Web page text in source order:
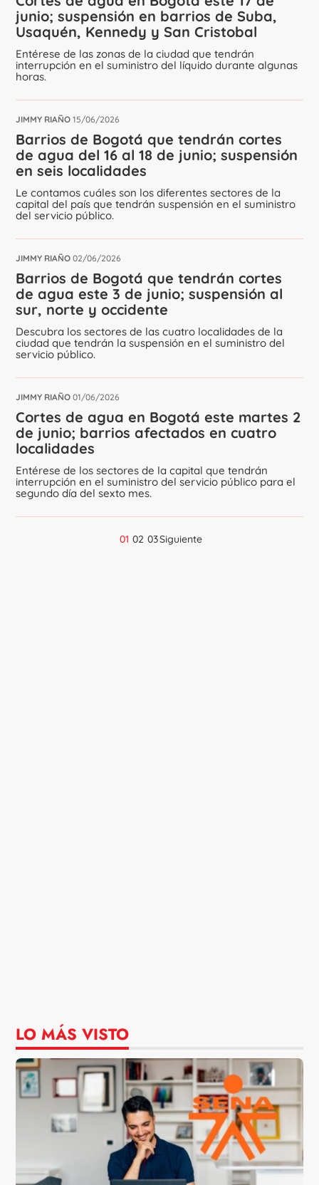
junio; suspensión en barrios de Suba,
Usaquén, Kennedy y San Cristobal
Entérese de las zonas de la ciudad que tendrán
interrupción en el suministro del líquido durante algunas
horas.
JIMMY RIAÑO 15/06/2026
Barrios de Bogotá que tendrán cortes
de agua del 16 al 18 de junio; suspensión
en seis localidades
Le contamos cuáles son los diferentes sectores de la
capital del país que tendrán suspensión en el suministro
del servicio público.
JIMMY RIAÑO 02/06/2026
Barrios de Bogotá que tendrán cortes
de agua este 3 de junio; suspensión al
sur, norte y occidente
Descubra los sectores de las cuatro localidades de la
ciudad que tendrán la suspensión en el suministro del
servicio público.
JIMMY RIAÑO 01/06/2026
Cortes de agua en Bogotá este martes 2
de junio; barrios afectados en cuatro
localidades
Entérese de los sectores de la capital que tendrán
interrupción en el suministro del servicio público para el
segundo día del sexto mes.
01 02 03Siguiente
LO MÁS VISTO